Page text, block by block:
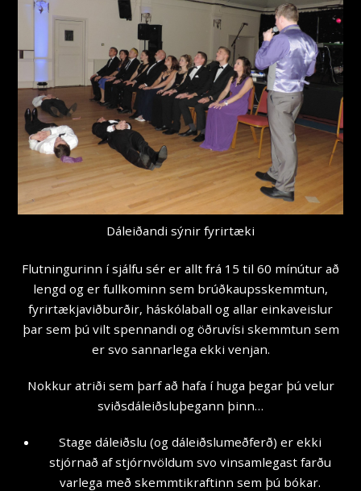
Dáleiðandi sýnir fyrirtæki
Flutningurinn í sjálfu sér er allt frá 15 til 60 mínútur að
lengd og er fullkominn sem brúðkaupsskemmtun,
fyrirtækjaviðburðir, háskólaball og allar einkaveislur
þar sem þú vilt spennandi og öðruvísi skemmtun sem
er svo sannarlega ekki venjan.
Nokkur atriði sem þarf að hafa í huga þegar þú velur
sviðsdáleiðsluþegann þinn…
Stage dáleiðslu (og dáleiðslumeðferð) er ekki
stjórnað af stjórnvöldum svo vinsamlegast farðu
varlega með skemmtikraftinn sem þú bókar.